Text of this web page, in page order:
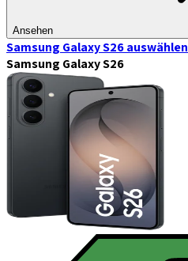
Ansehen
Samsung Galaxy S26auswählen
Samsung Galaxy S26